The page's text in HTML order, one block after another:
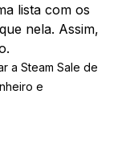
lista com os
nela. Assim,
a Steam Sale de
e